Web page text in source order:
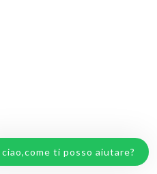
ciao,come ti posso aiutare?